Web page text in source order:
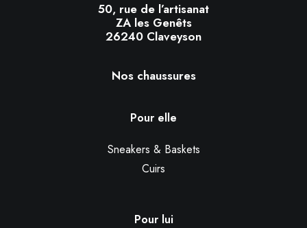
50, rue de l’artisanat
ZA les Genêts
26240 Claveyson
Nos chaussures
Pour elle
Sneakers & Baskets
Cuirs
Pour lui